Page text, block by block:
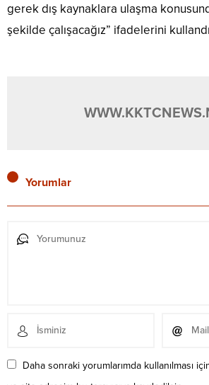
gerek dış kaynaklara ulaşma
şekilde çalışacağız” ifadelerini
Yorumlar
Daha sonraki yorumlarımda kullanılması